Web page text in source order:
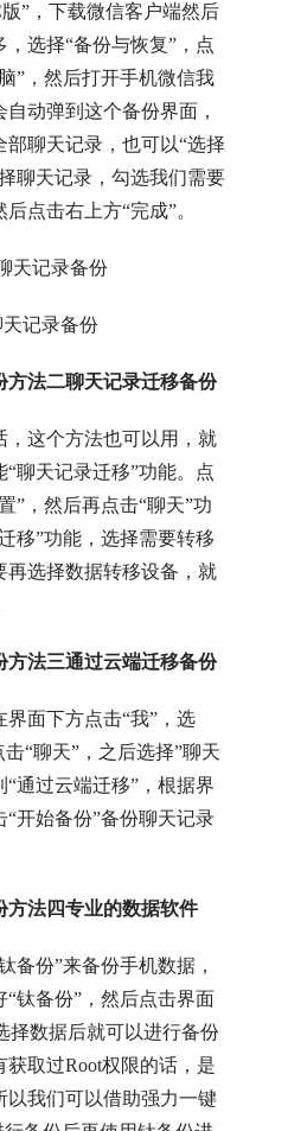
”，下载微信客户端然后
选择“备份与恢复”，点
”，然后打开手机微信我
动弹到这个备份界面，
聊天记录，也可以“选择
聊天记录，勾选我们需要
点击右上方“完成”。
记录备份
方法二聊天记录迁移备份
这个方法也可以用，就
聊天记录迁移”功能。点
，然后再点击“聊天”功
移”功能，选择需要转移
再选择数据转移设备，就
方法三通过云端迁移备份
面下方点击“我”，选
“聊天”，之后选择”聊天
通过云端迁移”，根据界
开始备份”备份聊天记录
方法四专业的数据软件
份”来备份手机数据，
钛备份”，然后点击界面
择数据后就可以进行备份
取过Root权限的话，是
以我们可以借助强力一键